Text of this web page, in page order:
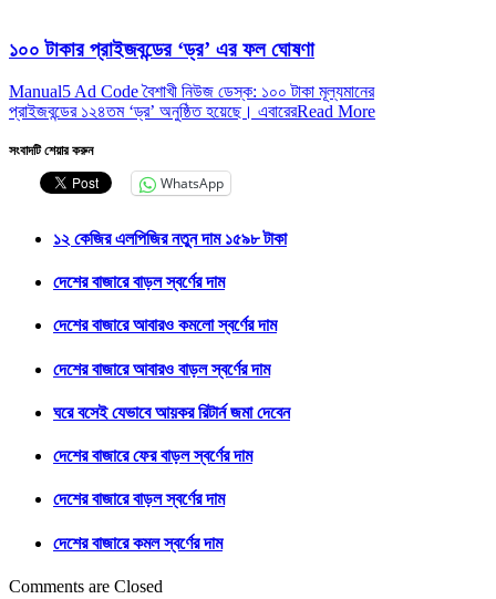
১০০ টাকার প্রাইজবন্ডের ‘ড্র’ এর ফল ঘোষণা
Manual5 Ad Code বৈশাখী নিউজ ডেস্ক: ১০০ টাকা মূল্যমানের
প্রাইজবন্ডের ১২৪তম ‘ড্র’ অনুষ্ঠিত হয়েছে। এবারেরRead More
সংবাদটি শেয়ার করুন
WhatsApp
১২ কেজির এলপিজির নতুন দাম ১৫৯৮ টাকা
দেশের বাজারে বাড়ল স্বর্ণের দাম
দেশের বাজারে আবারও কমলো স্বর্ণের দাম
দেশের বাজারে আবারও বাড়ল স্বর্ণের দাম
ঘরে বসেই যেভাবে আয়কর রিটার্ন জমা দেবেন
দেশের বাজারে ফের বাড়ল স্বর্ণের দাম
দেশের বাজারে বাড়ল স্বর্ণের দাম
দেশের বাজারে কমল স্বর্ণের দাম
Comments are Closed